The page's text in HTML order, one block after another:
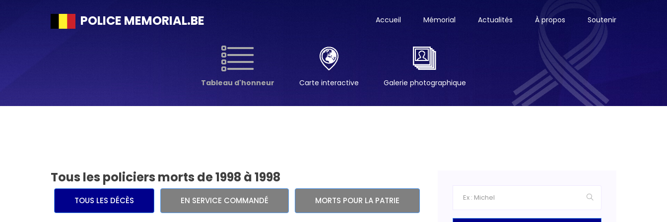
POLICE MEMORIAL.BE Accueil Mémorial Actualités À propos Soutenir
Tableau d'honneur Carte interactive Galerie photographique
Tous les policiers morts de 1998 à 1998
TOUS LES DÉCÈS EN SERVICE COMMANDÉ MORTS POUR LA PATRIE